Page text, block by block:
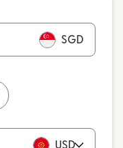
SGD
USD